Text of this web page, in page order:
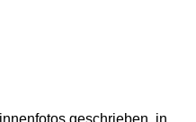
geschrieben, in